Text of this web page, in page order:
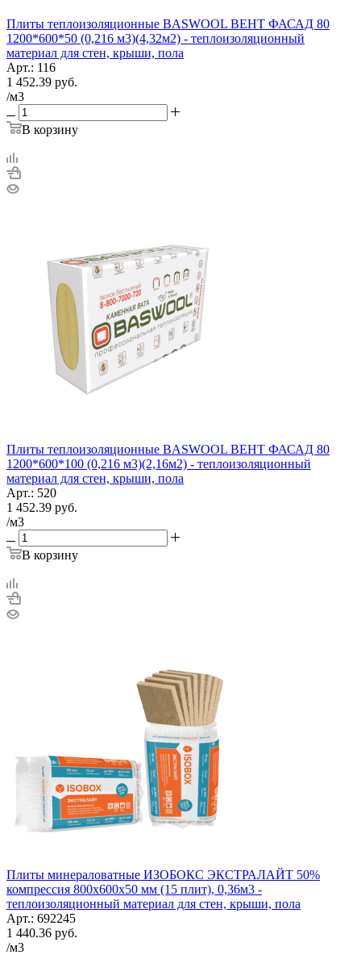
Плиты теплоизоляционные BASWOOL ВЕНТ ФАСАД 80
1200*600*50 (0,216 м3)(4,32м2) - теплоизоляционный
материал для стен, крыши, пола
Арт.: 116
1 452.39 руб.
/м3
В корзину
Плиты теплоизоляционные BASWOOL ВЕНТ ФАСАД 80
1200*600*100 (0,216 м3)(2,16м2) - теплоизоляционный
материал для стен, крыши, пола
Арт.: 520
1 452.39 руб.
/м3
В корзину
Плиты минераловатные ИЗОБОКС ЭКСТРАЛАЙТ 50%
компрессия 800х600х50 мм (15 плит), 0,36м3 -
теплоизоляционный материал для стен, крыши, пола
Арт.: 692245
1 440.36 руб.
/м3